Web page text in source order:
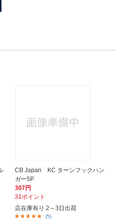
CB Japan KC ターンフックハン
ガー5P
307円
31ポイント
店在庫有り 2～3日出荷
(5)